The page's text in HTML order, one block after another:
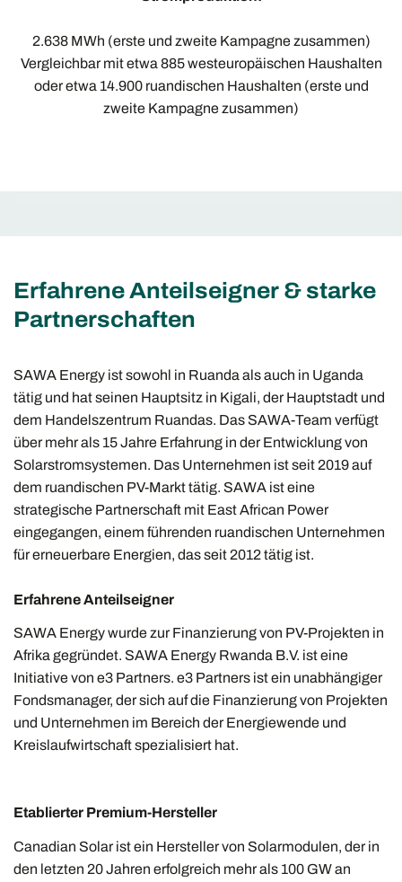
2.638 MWh (erste und zweite Kampagne zusammen)
Vergleichbar mit etwa 885 westeuropäischen Haushalten
oder etwa 14.900 ruandischen Haushalten (erste und
zweite Kampagne zusammen)
Erfahrene Anteilseigner & starke
Partnerschaften
SAWA Energy ist sowohl in Ruanda als auch in Uganda
tätig und hat seinen Hauptsitz in Kigali, der Hauptstadt und
dem Handelszentrum Ruandas. Das SAWA-Team verfügt
über mehr als 15 Jahre Erfahrung in der Entwicklung von
Solarstromsystemen. Das Unternehmen ist seit 2019 auf
dem ruandischen PV-Markt tätig. SAWA ist eine
strategische Partnerschaft mit East African Power
eingegangen, einem führenden ruandischen Unternehmen
für erneuerbare Energien, das seit 2012 tätig ist.
Erfahrene Anteilseigner
SAWA Energy wurde zur Finanzierung von PV-Projekten in
Afrika gegründet. SAWA Energy Rwanda B.V. ist eine
Initiative von e3 Partners. e3 Partners ist ein unabhängiger
Fondsmanager, der sich auf die Finanzierung von Projekten
und Unternehmen im Bereich der Energiewende und
Kreislaufwirtschaft spezialisiert hat.
Etablierter Premium-Hersteller
Canadian Solar ist ein Hersteller von Solarmodulen, der in
den letzten 20 Jahren erfolgreich mehr als 100 GW an